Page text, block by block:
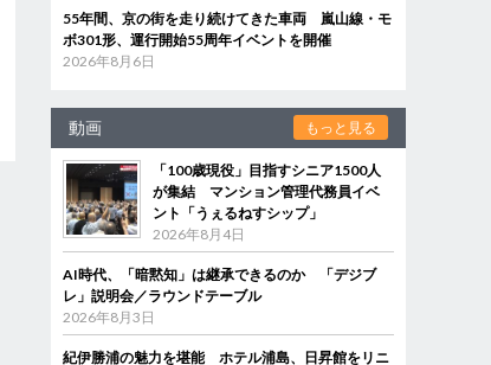
55年間、京の街を走り続けてきた車両 嵐山線・モ
ボ301形、運行開始55周年イベントを開催
2026年8月6日
動画 もっと見る
「100歳現役」目指すシニア1500人
が集結 マンション管理代務員イベ
ント「うぇるねすシップ」
2026年8月4日
AI時代、「暗黙知」は継承できるのか 「デジブ
レ」説明会／ラウンドテーブル
2026年8月3日
紀伊勝浦の魅力を堪能 ホテル浦島、日昇館をリニ